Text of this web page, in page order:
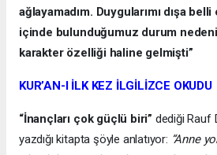
ağlayamadım. Duygularımı dışa
içinde bulunduğumuz durum
karakter özelliği haline gelmişti”
KUR’AN-I İLK KEZ İLGİLİZCE OKUDU
“İnançları çok güçlü biri” dediği Rauf
yazdığı kitapta şöyle anlatıyor: “Anne